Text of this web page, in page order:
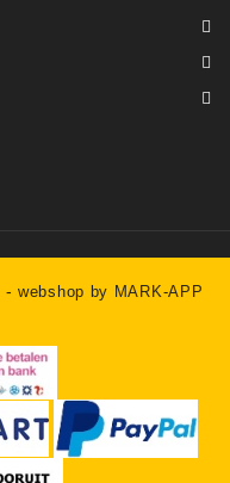
-webshop by MARK-APP